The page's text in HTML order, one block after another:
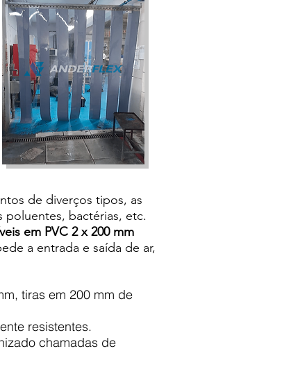
de diverços tipos, as
bactérias, etc.
em PVC 2 x 200 mm
a entrada e saída de ar,
tiras em 200 mm de
resistentes.
chamadas de